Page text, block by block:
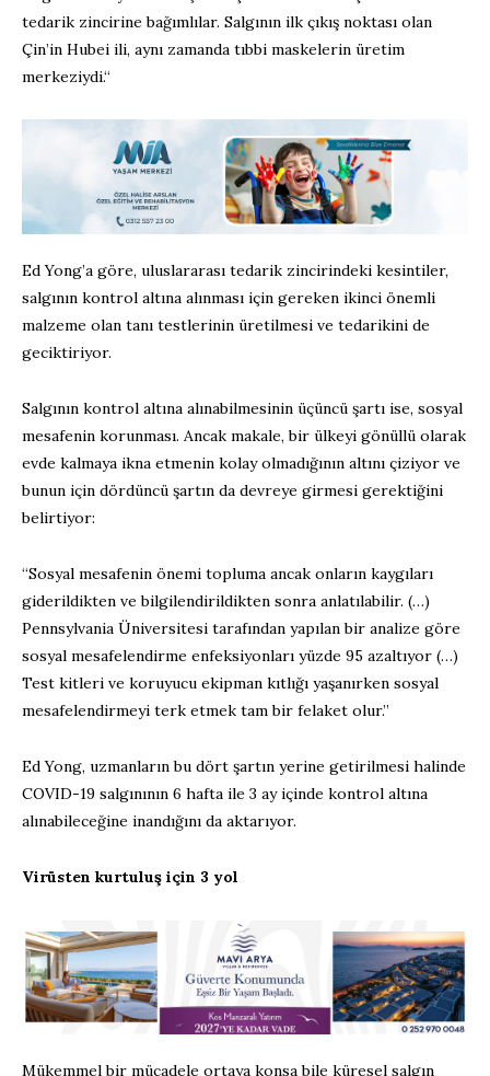
tedarik zincirine bağımlılar. Salgının ilk çıkış noktası olan
Çin’in Hubei ili, aynı zamanda tıbbi maskelerin üretim
merkeziydi.“
Ed Yong’a göre, uluslararası tedarik zincirindeki kesintiler,
salgının kontrol altına alınması için gereken ikinci önemli
malzeme olan tanı testlerinin üretilmesi ve tedarikini de
geciktiriyor.
Salgının kontrol altına alınabilmesinin üçüncü şartı ise, sosyal
mesafenin korunması. Ancak makale, bir ülkeyi gönüllü olarak
evde kalmaya ikna etmenin kolay olmadığının altını çiziyor ve
bunun için dördüncü şartın da devreye girmesi gerektiğini
belirtiyor:
“Sosyal mesafenin önemi topluma ancak onların kaygıları
giderildikten ve bilgilendirildikten sonra anlatılabilir. (…)
Pennsylvania Üniversitesi tarafından yapılan bir analize göre
sosyal mesafelendirme enfeksiyonları yüzde 95 azaltıyor (…)
Test kitleri ve koruyucu ekipman kıtlığı yaşanırken sosyal
mesafelendirmeyi terk etmek tam bir felaket olur.”
Ed Yong, uzmanların bu dört şartın yerine getirilmesi halinde
COVID-19 salgınının 6 hafta ile 3 ay içinde kontrol altına
alınabileceğine inandığını da aktarıyor.
Virüsten kurtuluş için 3 yol
Mükemmel bir mücadele ortaya konsa bile küresel salgın